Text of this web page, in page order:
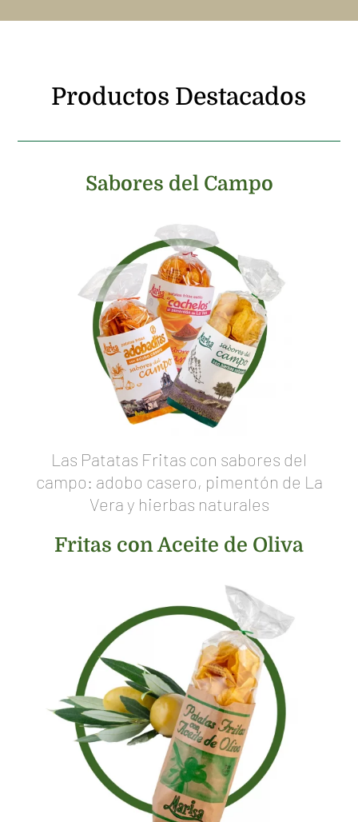
Productos Destacados
Sabores del Campo
Las Patatas Fritas con sabores del
campo: adobo casero, pimentón de La
Vera y hierbas naturales
Fritas con Aceite de Oliva